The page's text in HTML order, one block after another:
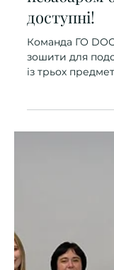
13 квіт.
освітніх
із трьох
української
курсу «Я